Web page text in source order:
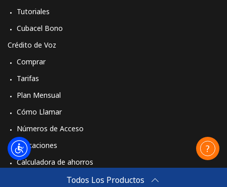
Todos Los Productos
Tutoriales
Cubacel Bono
Crédito de Voz
Comprar
Tarifas
Plan Mensual
Cómo Llamar
Números de Acceso
Aplicaciones
Calculadora de ahorros